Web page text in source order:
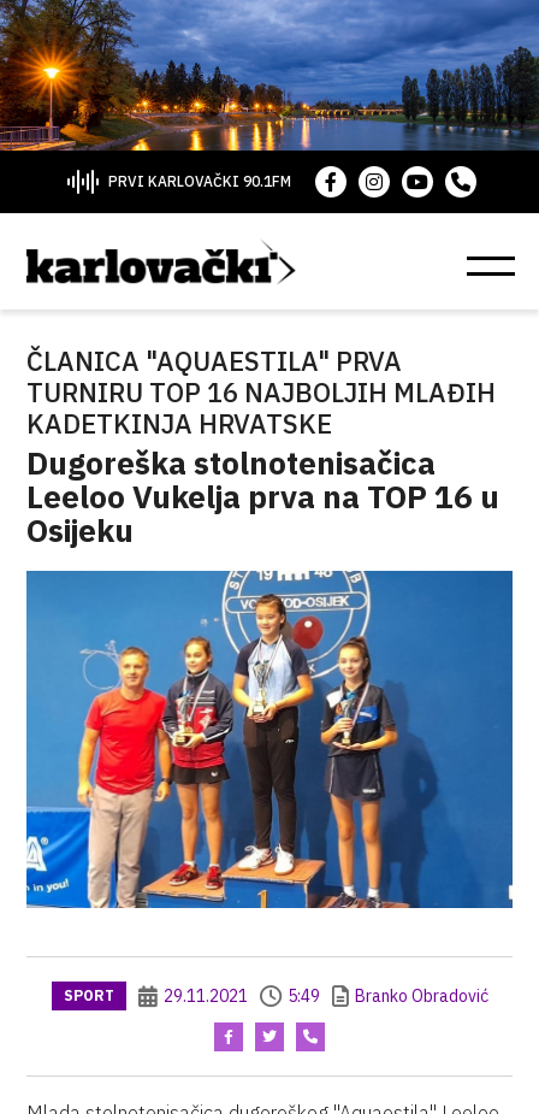
PRVI KARLOVAČKI 90.1FM
ČLANICA "AQUAESTILA" PRVA
TURNIRU TOP 16 NAJBOLJIH MLAĐIH
KADETKINJA HRVATSKE
Dugoreška stolnotenisačica
Leeloo Vukelja prva na TOP 16 u
Osijeku
SPORT 29.11.2021 5:49 Branko Obradović